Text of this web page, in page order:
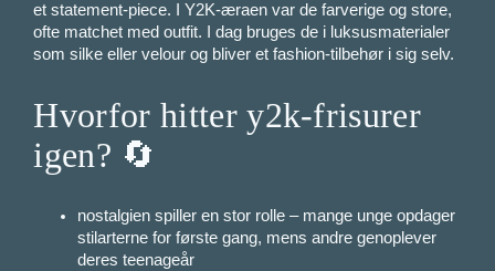
et statement-piece. I Y2K-æraen var de farverige og store,
ofte matchet med outfit. I dag bruges de i luksusmaterialer
som silke eller velour og bliver et fashion-tilbehør i sig selv.
Hvorfor hitter y2k-frisurer
igen? 🔄
nostalgien spiller en stor rolle – mange unge opdager
stilarterne for første gang, mens andre genoplever
deres teenageår